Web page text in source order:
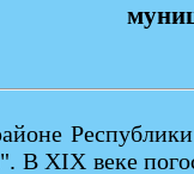
В XIX веке